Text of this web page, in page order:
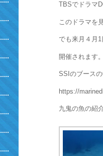
TBSでドラマ
このドラマを
でも来月４月
開催されます
SSIのブース
https://
九鬼の魚の紹